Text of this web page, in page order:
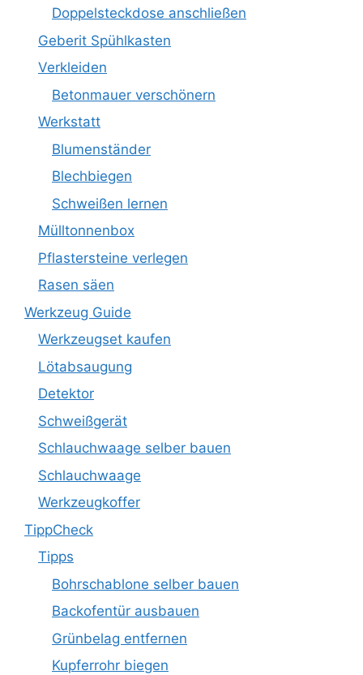
Doppelsteckdose anschließen
Geberit Spühlkasten
Verkleiden
Betonmauer verschönern
Werkstatt
Blumenständer
Blechbiegen
Schweißen lernen
Mülltonnenbox
Pflastersteine verlegen
Rasen säen
Werkzeug Guide
Werkzeugset kaufen
Lötabsaugung
Detektor
Schweißgerät
Schlauchwaage selber bauen
Schlauchwaage
Werkzeugkoffer
TippCheck
Tipps
Bohrschablone selber bauen
Backofentür ausbauen
Grünbelag entfernen
Kupferrohr biegen